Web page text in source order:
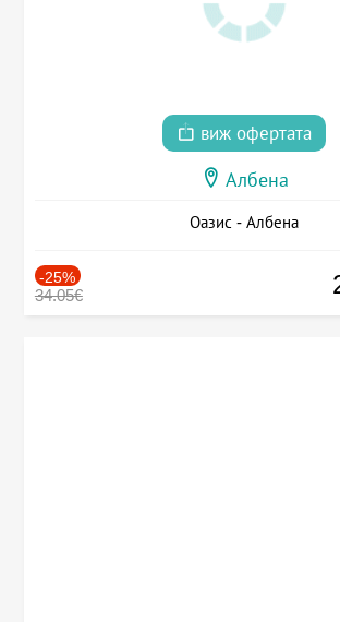
виж офертата
Албена
Оазис - Албена
-25%
34.05€